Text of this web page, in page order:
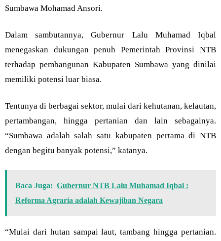
Sumbawa Mohamad Ansori.
Dalam sambutannya, Gubernur Lalu Muhamad Iqbal
menegaskan dukungan penuh Pemerintah Provinsi NTB
terhadap pembangunan Kabupaten Sumbawa yang dinilai
memiliki potensi luar biasa.
Tentunya di berbagai sektor, mulai dari kehutanan, kelautan,
pertambangan, hingga pertanian dan lain sebagainya.
“Sumbawa adalah salah satu kabupaten pertama di NTB
dengan begitu banyak potensi,” katanya.
Baca Juga: Gubernur NTB Lalu Muhamad Iqbal :
Reforma Agraria adalah Kewajiban Negara
“Mulai dari hutan sampai laut, tambang hingga pertanian.